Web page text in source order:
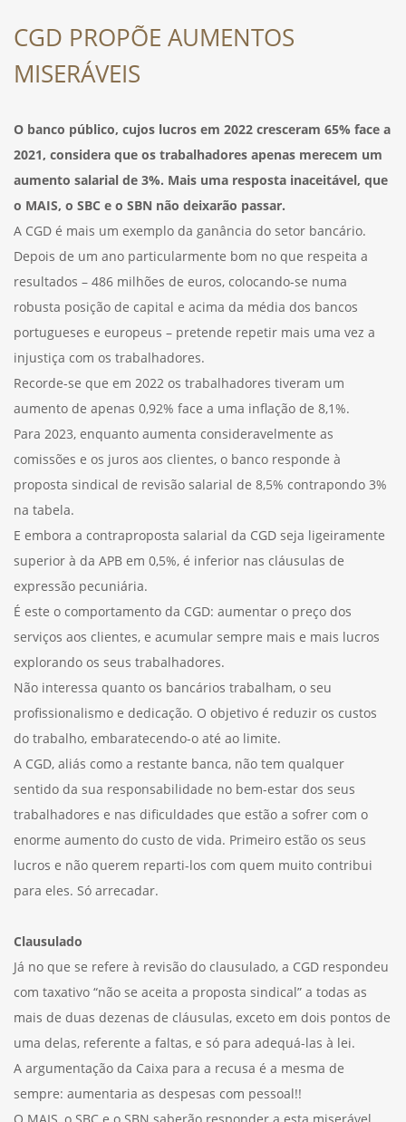
FÉRIAS
CGD PROPÕE AUMENTOS
MISERÁVEIS
O banco público, cujos lucros em 2022 cresceram 65% face a
2021, considera que os trabalhadores apenas merecem um
aumento salarial de 3%. Mais uma resposta inaceitável, que
o MAIS, o SBC e o SBN não deixarão passar.
A CGD é mais um exemplo da ganância do setor bancário.
Depois de um ano particularmente bom no que respeita a
resultados – 486 milhões de euros, colocando-se numa
robusta posição de capital e acima da média dos bancos
portugueses e europeus – pretende repetir mais uma vez a
injustiça com os trabalhadores.
Recorde-se que em 2022 os trabalhadores tiveram um
aumento de apenas 0,92% face a uma inflação de 8,1%.
Para 2023, enquanto aumenta consideravelmente as
comissões e os juros aos clientes, o banco responde à
proposta sindical de revisão salarial de 8,5% contrapondo 3%
na tabela.
E embora a contraproposta salarial da CGD seja ligeiramente
superior à da APB em 0,5%, é inferior nas cláusulas de
expressão pecuniária.
É este o comportamento da CGD: aumentar o preço dos
serviços aos clientes, e acumular sempre mais e mais lucros
explorando os seus trabalhadores.
Não interessa quanto os bancários trabalham, o seu
profissionalismo e dedicação. O objetivo é reduzir os custos
do trabalho, embaratecendo-o até ao limite.
A CGD, aliás como a restante banca, não tem qualquer
sentido da sua responsabilidade no bem-estar dos seus
trabalhadores e nas dificuldades que estão a sofrer com o
enorme aumento do custo de vida. Primeiro estão os seus
lucros e não querem reparti-los com quem muito contribui
para eles. Só arrecadar.
Clausulado
Já no que se refere à revisão do clausulado, a CGD respondeu
com taxativo “não se aceita a proposta sindical” a todas as
mais de duas dezenas de cláusulas, exceto em dois pontos de
uma delas, referente a faltas, e só para adequá-las à lei.
A argumentação da Caixa para a recusa é a mesma de
sempre: aumentaria as despesas com pessoal!!